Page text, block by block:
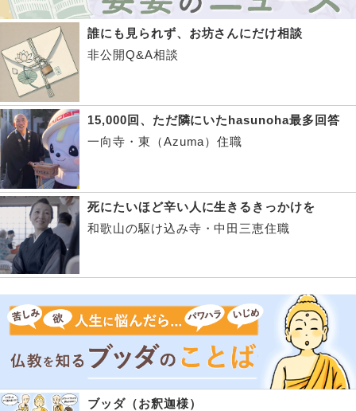
誰にも見られず、お坊さんにだけ相談
非公開Q&A相談
15,000回、ただ隣にいたhasunoha最多回答
一向寺・東（Azuma）住職
死にたいほど辛い人に生きるきっかけを
和歌山の駆け込み寺・中田三恵住職
ブッダ（お釈迦様）